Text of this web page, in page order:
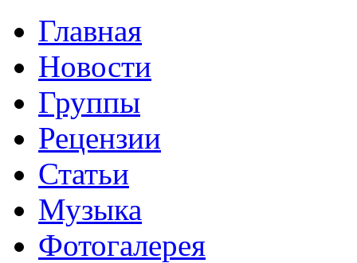
Главная
Новости
Группы
Рецензии
Статьи
Музыка
Фотогалерея